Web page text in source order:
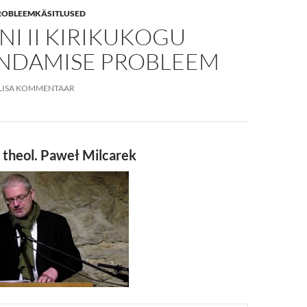
II KIRIKUKOGU
PROBLEEM
KOMMENTAAR
Paweł Milcarek